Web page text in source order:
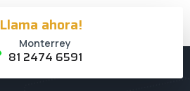
con nosotros!
ahora!
Monterrey
81 2474 6591